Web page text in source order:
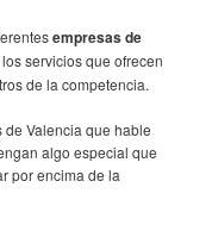
empresas de
servicios que ofrecen
de la competencia.
Valencia que hable
algo especial que
por encima de la